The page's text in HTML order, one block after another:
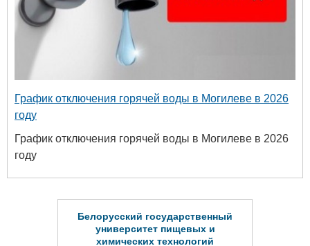
График отключения горячей воды в Могилеве в 2026
году
График отключения горячей воды в Могилеве в 2026
году
государственный
пищевых и
технологий